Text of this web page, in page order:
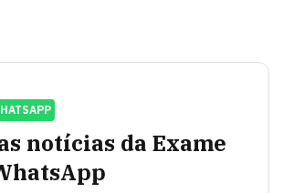
notícias da Exame